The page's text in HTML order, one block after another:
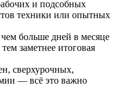
и подсобных
техники или опытных
больше дней в месяце
заметнее итоговая
сверхурочных,
— всё это важно